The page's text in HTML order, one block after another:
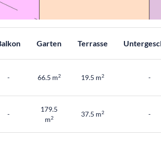
Garten Terrasse
- 66.5 m2 19.5 m2 -
-
179.5
m2 37.5 m2 -